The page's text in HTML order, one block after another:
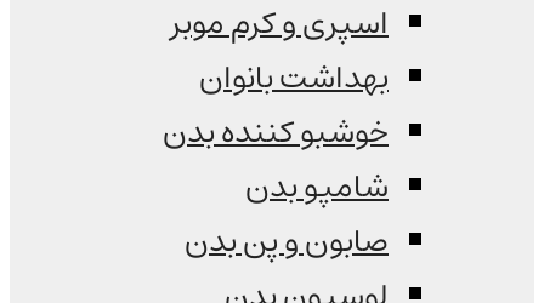
اسپری و کرم موبر
بهداشت بانوان
خوشبو کننده بدن
شامپو بدن
صابون و پن بدن